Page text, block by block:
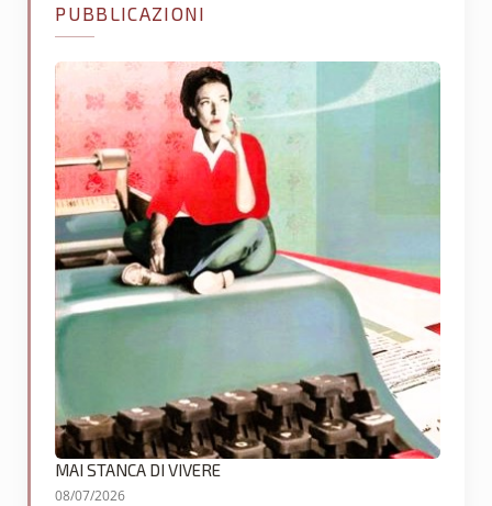
PUBBLICAZIONI
MAI STANCA DI VIVERE
08/07/2026